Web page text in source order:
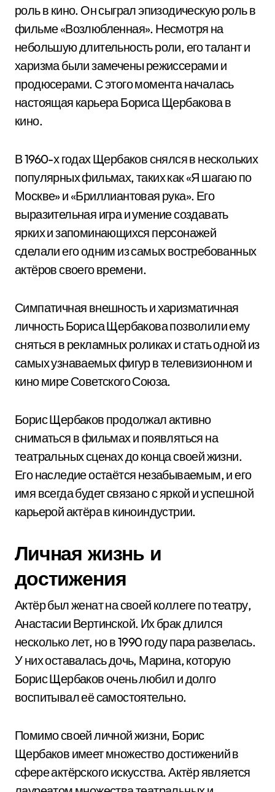
роль в кино. Он сыграл эпизодическую роль в
фильме «Возлюбленная». Несмотря на
небольшую длительность роли, его талант и
харизма были замечены режиссерами и
продюсерами. С этого момента началась
настоящая карьера Бориса Щербакова в
кино.
В 1960-х годах Щербаков снялся в нескольких
популярных фильмах, таких как «Я шагаю по
Москве» и «Бриллиантовая рука». Его
выразительная игра и умение создавать
ярких и запоминающихся персонажей
сделали его одним из самых востребованных
актёров своего времени.
Симпатичная внешность и харизматичная
личность Бориса Щербакова позволили ему
сняться в рекламных роликах и стать одной из
самых узнаваемых фигур в телевизионном и
кино мире Советского Союза.
Борис Щербаков продолжал активно
сниматься в фильмах и появляться на
театральных сценах до конца своей жизни.
Его наследие остаётся незабываемым, и его
имя всегда будет связано с яркой и успешной
карьерой актёра в киноиндустрии.
Личная жизнь и
достижения
Актёр был женат на своей коллеге по театру,
Анастасии Вертинской. Их брак длился
несколько лет, но в 1990 году пара развелась.
У них оставалась дочь, Марина, которую
Борис Щербаков очень любил и долго
воспитывал её самостоятельно.
Помимо своей личной жизни, Борис
Щербаков имеет множество достижений в
сфере актёрского искусства. Актёр является